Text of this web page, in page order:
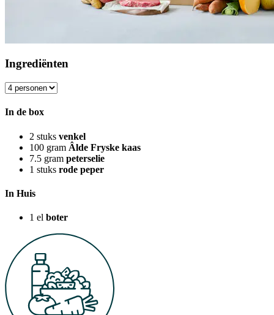
Ingrediënten
In de box
2 stuks venkel
100 gram Âlde Fryske kaas
7.5 gram peterselie
1 stuks rode peper
In Huis
1 el boter